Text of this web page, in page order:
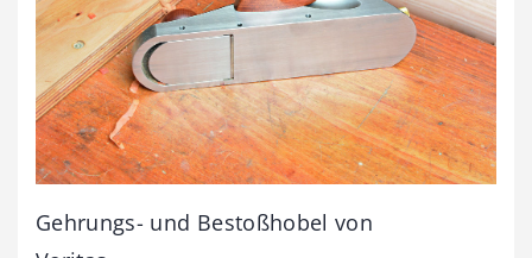
Gehrungs- und Bestoßhobel von